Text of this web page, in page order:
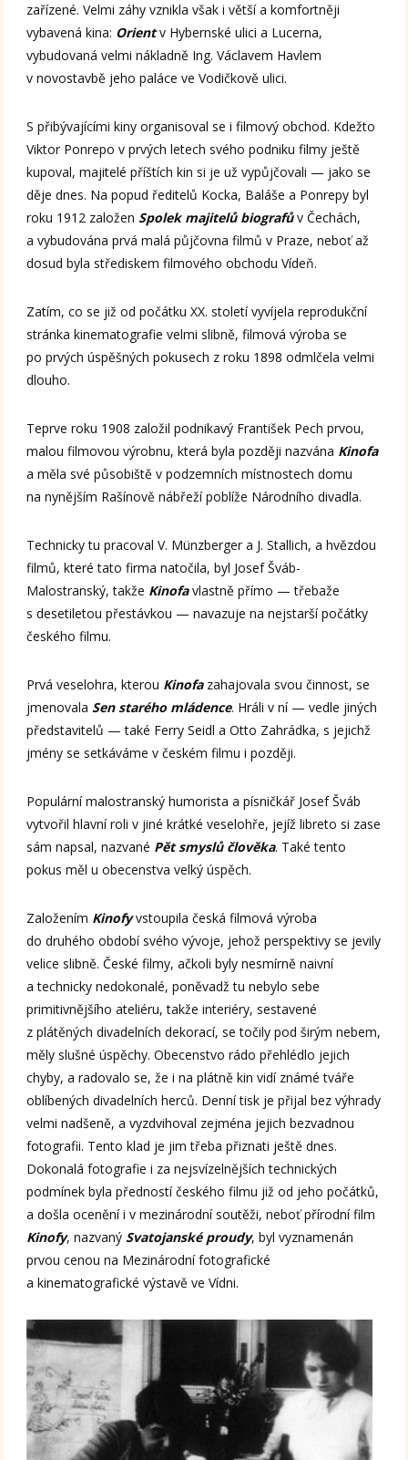
zařízené. Velmi záhy vznikla však i větší a komfortněji
vybavená kina: Orientv Hybernské ulici a Lucerna,
vybudovaná velmi nákladně Ing. Václavem Havlem
v novostavbě jeho paláce ve Vodičkově ulici.
S přibývajícími kiny organisoval se i filmový obchod. Kdežto
Viktor Ponrepo v prvých letech svého podniku filmy ještě
kupoval, majitelé příštích kin si je už vypůjčovali — jako se
děje dnes. Na popud ředitelů Kocka, Baláše a Ponrepy byl
roku 1912 založenSpolek majitelů biografův Čechách,
a vybudována prvá malá půjčovna filmů v Praze, neboť až
dosud byla střediskem filmového obchodu Vídeň.
Zatím, co se již od počátku XX. století vyvíjela reprodukční
stránka kinematografie velmi slibně, filmová výroba se
po prvých úspěšných pokusech z roku 1898 odmlčela velmi
dlouho.
Teprve roku 1908 založil podnikavý František Pech prvou,
malou filmovou výrobnu, která byla později nazvána Kinofa
a měla své působiště v podzemních místnostech domu
na nynějším Rašínově nábřeží poblíže Národního divadla.
Technicky tu pracoval V. Münzberger a J. Stallich, a hvězdou
filmů, které tato firma natočila, byl Josef Šváb-
Malostranský, takže Kinofavlastně přímo — třebaže
s desetiletou přestávkou — navazuje na nejstarší počátky
českého filmu.
Prvá veselohra, kterou Kinofazahajovala svou činnost, se
jmenovalaSen starého mládence. Hráli v ní — vedle jiných
představitelů — také Ferry Seidl a Otto Zahrádka, s jejichž
jmény se setkáváme v českém filmu i později.
Populární malostranský humorista a písničkář Josef Šváb
vytvořil hlavní roli v jiné krátké veselohře, jejíž libreto si zase
sám napsal, nazvané Pět smyslů člověka. Také tento
pokus měl u obecenstva velký úspěch.
Založením Kinofyvstoupila česká filmová výroba
do druhého období svého vývoje, jehož perspektivy se jevily
velice slibně. České filmy, ačkoli byly nesmírně naivní
a technicky nedokonalé, poněvadž tu nebylo sebe
primitivnějšího ateliéru, takže interiéry, sestavené
z plátěných divadelních dekorací, se točily pod širým nebem,
měly slušné úspěchy. Obecenstvo rádo přehlédlo jejich
chyby, a radovalo se, že i na plátně kin vidí známé tváře
oblíbených divadelních herců. Denní tisk je přijal bez výhrady
velmi nadšeně, a vyzdvihoval zejména jejich bezvadnou
fotografii. Tento klad je jim třeba přiznati ještě dnes.
Dokonalá fotografie i za nejsvízelnějších technických
podmínek byla předností českého filmu již od jeho počátků,
a došla ocenění i v mezinárodní soutěži, neboť přírodní film
Kinofy, nazvanýSvatojanské proudy, byl vyznamenán
prvou cenou na Mezinárodní fotografické
a kinematografické výstavě ve Vídni.